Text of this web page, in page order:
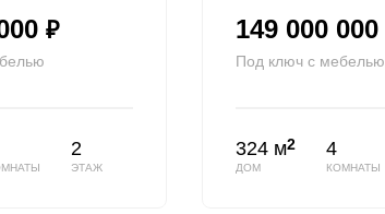
₽
2
ЭТАЖ
149 000 000
Под ключ с мебелью
324 м2
ДОМ
4
КОМНАТЫ